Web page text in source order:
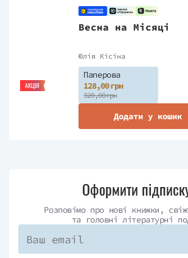
АКЦІЯ
Весна на Місяці
Юлія Кісіна
Паперова
128,00 грн
320,00 грн
Додати у кошик
Оформити
Розповімо про нові книжки,
та головні літературні